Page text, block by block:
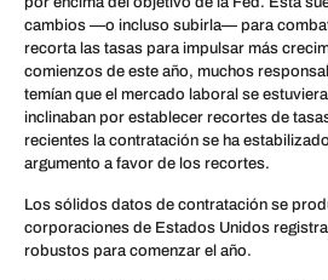
cambios —o incluso subirla— para
recorta las tasas para impulsar más
comienzos de este año, muchos
temían que el mercado laboral se
inclinaban por establecer recortes de
recientes la contratación se ha
argumento a favor de los recortes.
Los sólidos datos de contratación se
corporaciones de Estados Unidos
robustos para comenzar el año.